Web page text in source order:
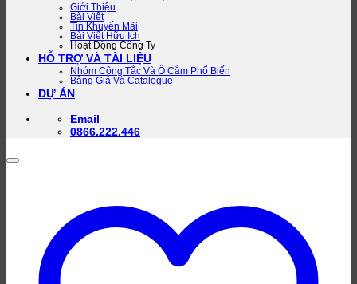
Giới Thiệu
Bài Viết
Tin Khuyến Mãi
Bài Viết Hữu Ích
Hoạt Động Công Ty
HỖ TRỢ VÀ TÀI LIỆU
Nhóm Công Tắc Và Ổ Cắm Phổ Biến
Bảng Giá Và Catalogue
DỰ ÁN
Email
0866.222.446